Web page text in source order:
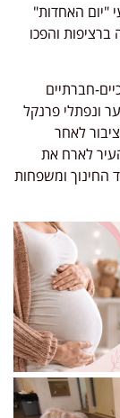
"יום האחדות"
והפכו
חברתיים
ונפתלי פרנקל
לאחר
נבחרה העיר לארח את
החינוך ומשפחות